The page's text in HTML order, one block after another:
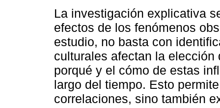
La investigación explicativa
efectos de los fenómenos
estudio, no basta con
culturales afectan la
porqué y el cómo de estas
largo del tiempo. Esto
correlaciones, sino también